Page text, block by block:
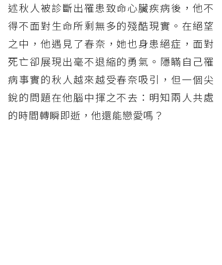
述秋人被診斷出罹患致命心臟疾病後，他不
得不面對生命所剩無多的殘酷現實。在絕望
之中，他遇見了春奈，她也身患絕症，面對
死亡卻展現出毫不退縮的勇氣。隱瞞自己罹
病事實的秋人越來越受春奈吸引，但一個尖
銳的問題在他腦中揮之不去：明知兩人共處
的時間轉瞬即逝，他還能戀愛嗎？